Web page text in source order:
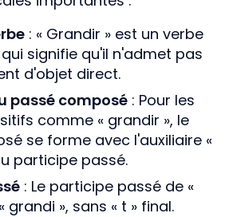
: « Grandir » est un verbe
signifie qu'il n'admet pas
d'objet direct.
passé composé : Pour les
comme « grandir », le
se forme avec l'auxiliaire «
participe passé.
: Le participe passé de «
grandi », sans « t » final.